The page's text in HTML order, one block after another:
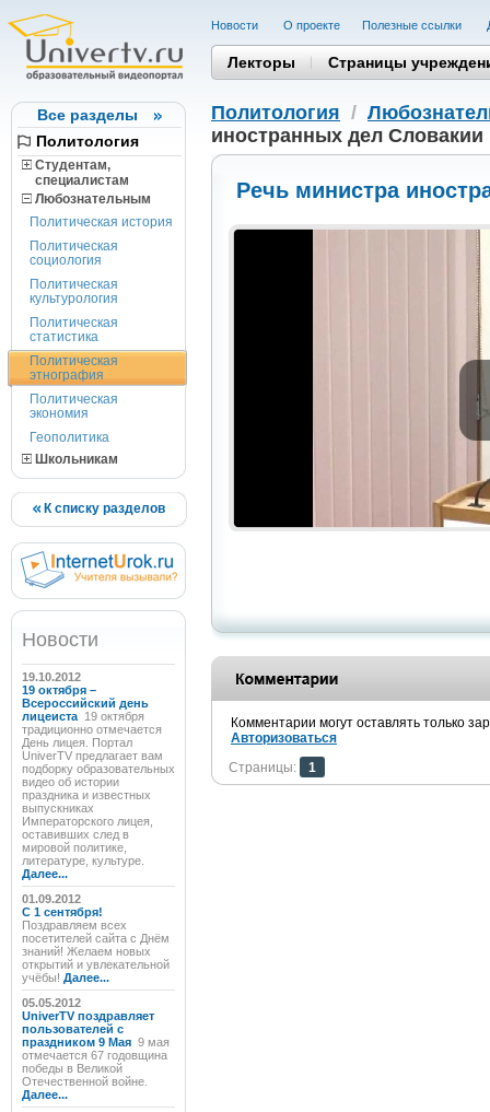
Все разделы
Политология
Студентам,
cпециалистам
Любознательным
Политическая история
Политическая
социология
Политическая
культурология
Политическая
статистика
Политическая
этнография
Политическая
экономия
Геополитика
Школьникам
К списку разделов
Новости
19.10.2012
19 октября –
Всероссийский день
лицеиста 19 октября
традиционно отмечается
День лицея. Портал
UniverTV предлагает вам
подборку образовательных
видео об истории
праздника и известных
выпускниках
Императорского лицея,
оставивших след в
мировой политике,
литературе, культуре.
Далее...
01.09.2012
C 1 сентября!
Поздравляем всех
посетителей сайта с Днём
знаний! Желаем новых
открытий и увлекательной
учёбы! Далее...
05.05.2012
UniverTV поздравляет
пользователей с
праздником 9 Мая 9 мая
отмечается 67 годовщина
победы в Великой
Отечественной войне.
Далее...
Новости О проекте Полезные cсылки
Лекторы Страницы
Политология /
иностранных дел
Речь министра
Комментарии могут оставлять только
Авторизоваться
Страницы:
1